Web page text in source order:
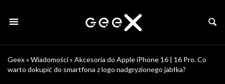
Geex» Wiadomości» Akcesoria do Apple iPhone 16 | 16 Pro. Co
warto dokupić do smartfona z logo nadgryzionego jabłka?